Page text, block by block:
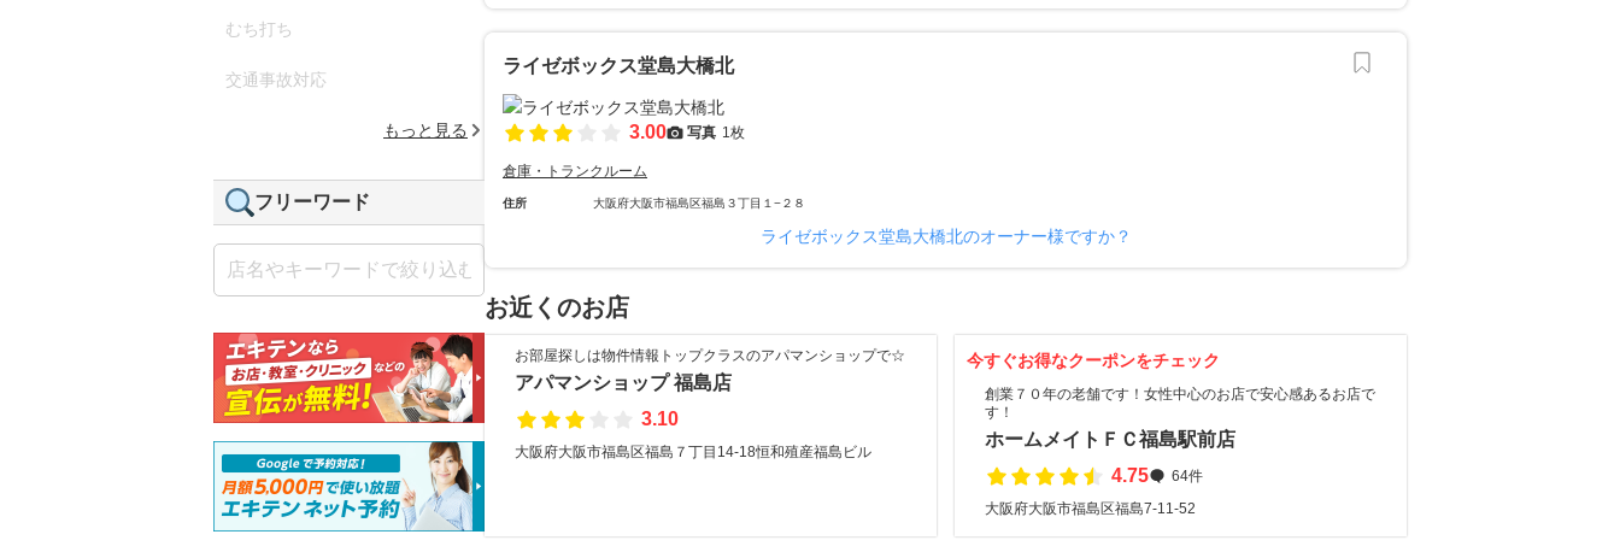
ライゼボックス堂島大橋北
3.00 写真 1枚
倉庫・トランクルーム
住所 大阪府大阪市福島区福島３丁目１−２８
ライゼボックス堂島大橋北のオーナー様ですか？
お近くのお店
お部屋探しは物件情報トップクラスのアパマンショップで☆
アパマンショップ 福島店
3.10
大阪府大阪市福島区福島７丁目14-18恒和殖産福島ビル
今すぐお得なクーポンをチェック
創業７０年の老舗です！女性中心のお店で安心感あるお店で
す！
ホームメイトＦＣ福島駅前店
4.75
64件
大阪府大阪市福島区福島7-11-52
むち打ち
交通事故対応
もっと見る
フリーワード